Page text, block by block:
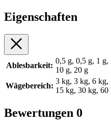
Eigenschaften
Ablesbarkeit:
0,5 g, 0,5 g, 1 g,
10 g, 20 g
Wägebereich:
3 kg, 3 kg, 6 kg,
15 kg, 30 kg, 60
Bewertungen 0